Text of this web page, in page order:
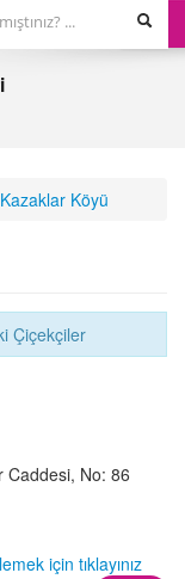
Kazaklar Köyü
Çiçekçiler
Caddesi, No: 86
için tıklayınız